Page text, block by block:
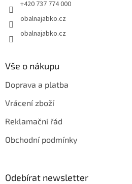
+420 737 774 000
obalnajabko.cz
obalnajabko.cz
Vše o nákupu
Doprava a platba
Vrácení zboží
Reklamační řád
Obchodní podmínky
Odebírat newsletter